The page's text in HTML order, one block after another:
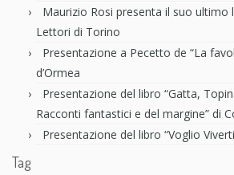
Maurizio Rosi presenta il suo ultimo
Lettori di Torino
Presentazione a Pecetto de “La
d’Ormea
Presentazione del libro “Gatta,
Racconti fantastici e del margine” di
Presentazione del libro “Voglio
Tag